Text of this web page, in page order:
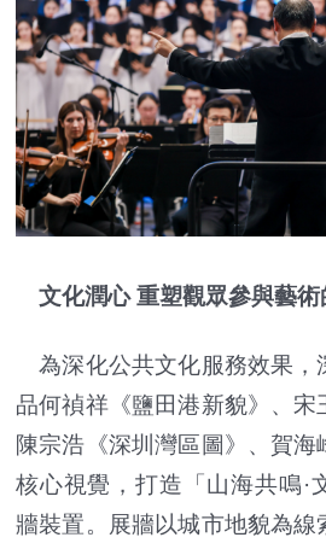
文化潤心 重塑觀眾參與藝術
為深化公共文化服務效果，
品何禎祥《鹽田港新貌》、宋
陳宗浩《深圳灣區圖》、賀海
核心視覺，打造「山海共鳴·
牆裝置。展牆以城市地貌為線